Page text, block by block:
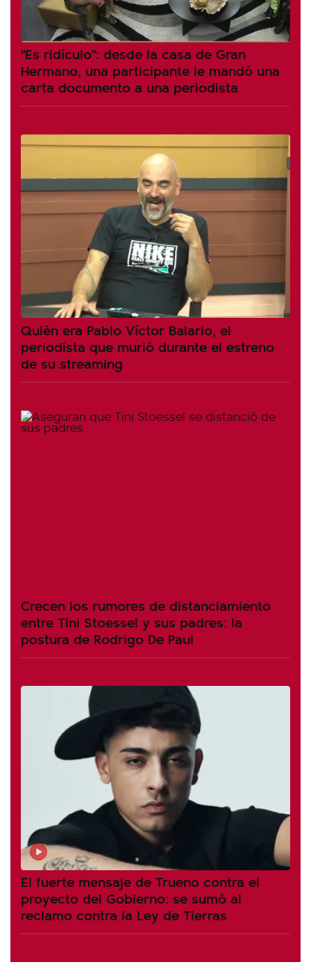
"Es ridículo": desde la casa de Gran
Hermano, una participante le mandó una
carta documento a una periodista
Quién era Pablo Víctor Balario, el
periodista que murió durante el estreno
de su streaming
Crecen los rumores de distanciamiento
entre Tini Stoessel y sus padres: la
postura de Rodrigo De Paul
El fuerte mensaje de Trueno contra el
proyecto del Gobierno: se sumó al
reclamo contra la Ley de Tierras